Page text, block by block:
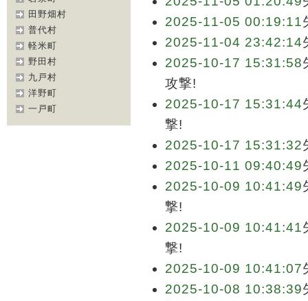
田野畑村
普代村
軽米町
野田村
九戸村
洋野町
一戸町
2025-11-05 00:19:11
2025-11-04 23:42:14
2025-10-17 15:31:58
攻撃!
2025-10-17 15:31:44
撃!
2025-10-17 15:31:32
2025-10-11 09:40:49
2025-10-09 10:41:49
撃!
2025-10-09 10:41:41
撃!
2025-10-09 10:41:07
2025-10-08 10:38:39